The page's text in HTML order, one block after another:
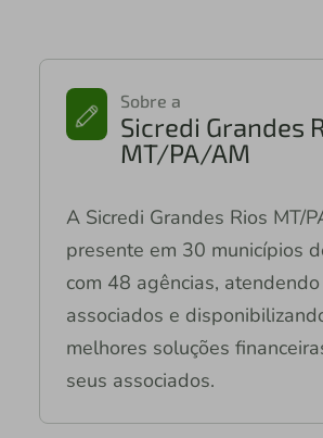
Sobre a
Sicredi Grandes
MT/PA/AM
A Sicredi Grandes Rios MT/
presente em 30 municípios
com 48 agências,
associados e
melhores soluções
seus associados.